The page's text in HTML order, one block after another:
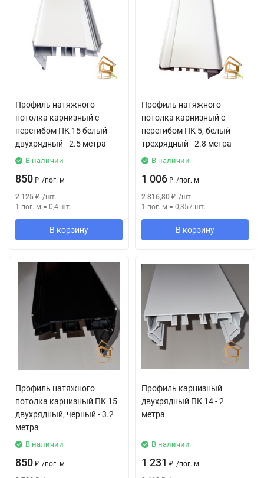
Профиль натяжного
потолка карнизный с
перегибом ПК 15 белый
двухрядный - 2.5 метра
В наличии
850 ₽ /пог. м
2 125 ₽ /шт.
1 пог. м = 0,4 шт.
В корзину
Профиль натяжного
потолка карнизный с
перегибом ПК 5, белый
трехрядный - 2.8 метра
В наличии
1 006 ₽ /пог. м
2 816,80 ₽ /шт.
1 пог. м = 0,357 шт.
В корзину
Профиль натяжного
потолка карнизный ПК 15
двухрядный, черный - 3.2
метра
В наличии
850 ₽ /пог. м
Профиль карнизный
двухрядный ПК 14 - 2
метра
В наличии
1 231 ₽ /пог. м